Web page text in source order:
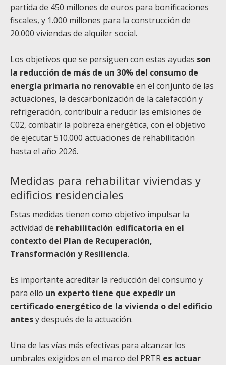
partida de 450 millones de euros para bonificaciones
fiscales, y 1.000 millones para la construcción de
20.000 viviendas de alquiler social.
Los objetivos que se persiguen con estas ayudas son
la reducción de más de un 30% del consumo de
energía primaria no renovable en el conjunto de las
actuaciones, la descarbonización de la calefacción y
refrigeración, contribuir a reducir las emisiones de
C02, combatir la pobreza energética, con el objetivo
de ejecutar 510.000 actuaciones de rehabilitación
hasta el año 2026.
Medidas para rehabilitar viviendas y
edificios residenciales
Estas medidas tienen como objetivo impulsar la
actividad de rehabilitación edificatoria en el
contexto del Plan de Recuperación,
Transformación y Resiliencia.
Es importante acreditar la reducción del consumo y
para ello un experto tiene que expedir un
certificado energético de la vivienda o del edificio
antesy después de la actuación.
Una de las vías más efectivas para alcanzar los
umbrales exigidos en el marco del PRTR es actuar